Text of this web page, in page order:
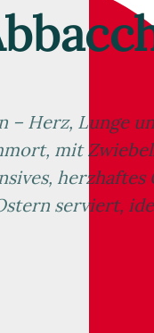
– Herz, Lunge
mit
serviert,